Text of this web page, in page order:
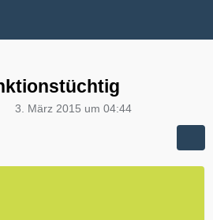
3. März 2015 um 04:44